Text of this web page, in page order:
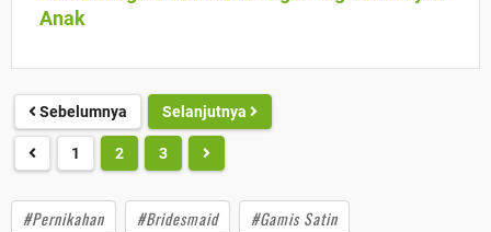
Anak
Sebelumnya Selanjutnya
1 2 3
#Pernikahan #Bridesmaid
#Gamis Satin